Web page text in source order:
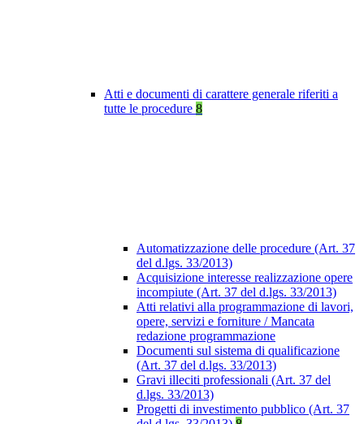
Atti e documenti di carattere generale riferiti a
tutte le procedure 8
Automatizzazione delle procedure (Art. 37
del d.lgs. 33/2013)
Acquisizione interesse realizzazione opere
incompiute (Art. 37 del d.lgs. 33/2013)
Atti relativi alla programmazione di lavori,
opere, servizi e forniture / Mancata
redazione programmazione
Documenti sul sistema di qualificazione
(Art. 37 del d.lgs. 33/2013)
Gravi illeciti professionali (Art. 37 del
d.lgs. 33/2013)
Progetti di investimento pubblico (Art. 37